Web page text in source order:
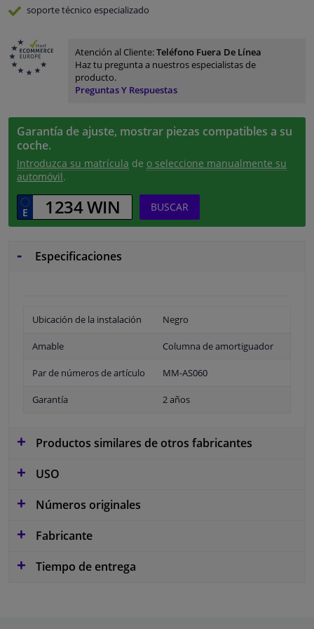
soporte técnico especializado
Atención al Cliente:Teléfono Fuera De Línea
Haz tu pregunta a nuestros especialistas de
producto.
Preguntas Y Respuestas
Garantía de ajuste, mostrar piezas compatibles a su
coche.
Introduzca su matrícula de o seleccione manualmente su
automóvil.
BUSCAR
Especificaciones
Ubicación de la instalación Negro
Amable Columna de amortiguador
Par de números de artículo MM-AS060
Garantía 2 años
Productos similares de otros fabricantes
USO
Números originales
Fabricante
Tiempo de entrega